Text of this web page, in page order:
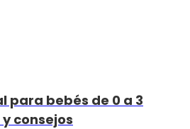
para bebés de 0 a 3
consejos